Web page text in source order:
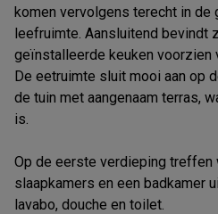
komen vervolgens terecht in de
leefruimte. Aansluitend bevindt
geïnstalleerde keuken voorzien
De eetruimte sluit mooi aan op
de tuin met aangenaam terras,
is.
Op de eerste verdieping treffen
slaapkamers en een badkamer
lavabo, douche en toilet.